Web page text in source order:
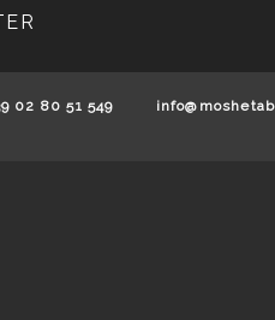
02 80 51 549